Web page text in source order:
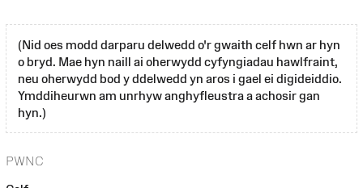
(Nid oes modd darparu delwedd o'r gwaith celf hwn ar hyn
o bryd. Mae hyn naill ai oherwydd cyfyngiadau hawlfraint,
neu oherwydd bod y ddelwedd yn aros i gael ei digideiddio.
Ymddiheurwn am unrhyw anghyfleustra a achosir gan
hyn.)
PWNC